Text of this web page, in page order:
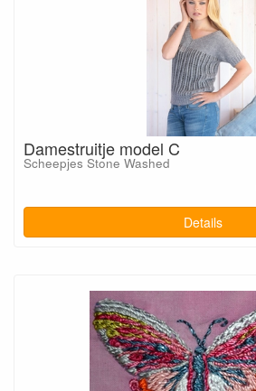
Damestruitje model C
Scheepjes Stone Washed
Details